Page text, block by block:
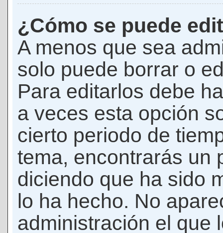
¿Cómo se puede
A menos que sea
solo puede borrar o
Para editarlos debe
a veces esta opción
cierto periodo de
tema, encontrarás un
diciendo que ha sido
lo ha hecho. No
administración el que